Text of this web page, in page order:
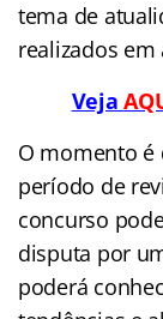
tema de
realizados
Veja
O momento é
período de
concurso
disputa por
poderá